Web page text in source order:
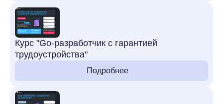
Курс "Go-разработчик с гарантией
трудоустройства"
Подробнее